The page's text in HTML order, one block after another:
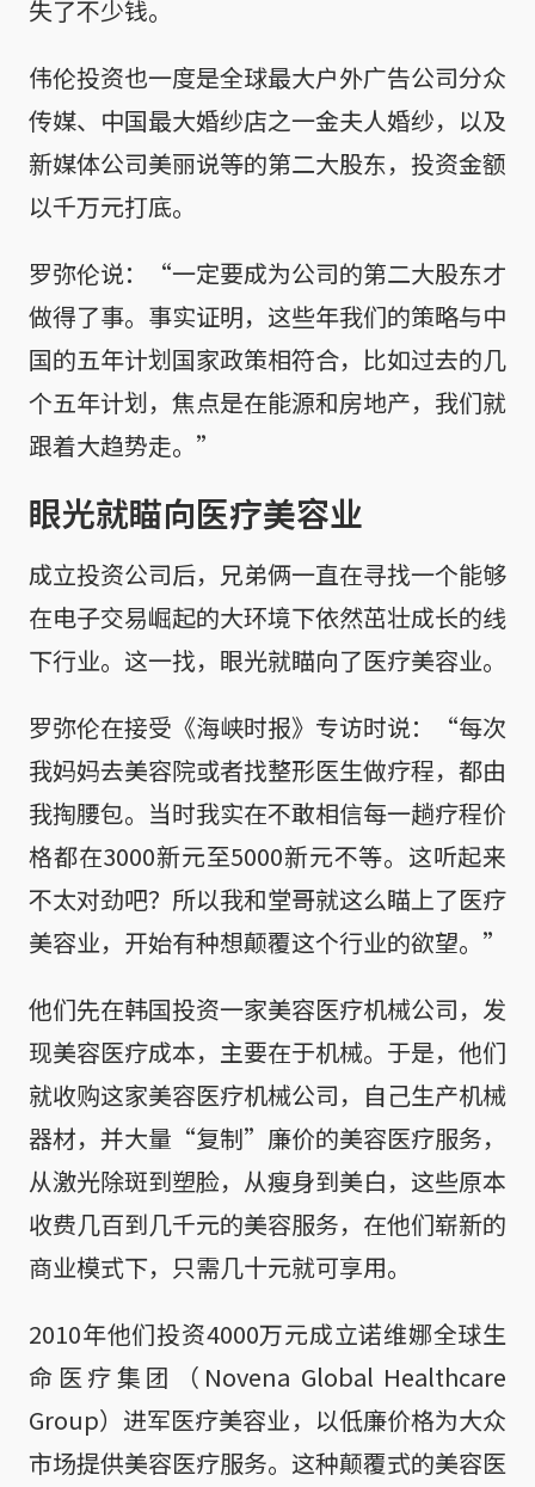
失了不少钱。
伟伦投资也一度是全球最大户外广告公司分众
传媒、中国最大婚纱店之一金夫人婚纱，以及
新媒体公司美丽说等的第二大股东，投资金额
以千万元打底。
罗弥伦说：“一定要成为公司的第二大股东才
做得了事。事实证明，这些年我们的策略与中
国的五年计划国家政策相符合，比如过去的几
个五年计划，焦点是在能源和房地产，我们就
跟着大趋势走。”
眼光就瞄向医疗美容业
成立投资公司后，兄弟俩一直在寻找一个能够
在电子交易崛起的大环境下依然茁壮成长的线
下行业。这一找，眼光就瞄向了医疗美容业。
罗弥伦在接受《海峡时报》专访时说：“每次
我妈妈去美容院或者找整形医生做疗程，都由
我掏腰包。当时我实在不敢相信每一趟疗程价
格都在3000新元至5000新元不等。这听起来
不太对劲吧？所以我和堂哥就这么瞄上了医疗
美容业，开始有种想颠覆这个行业的欲望。”
他们先在韩国投资一家美容医疗机械公司，发
现美容医疗成本，主要在于机械。于是，他们
就收购这家美容医疗机械公司，自己生产机械
器材，并大量“复制”廉价的美容医疗服务，
从激光除斑到塑脸，从瘦身到美白，这些原本
收费几百到几千元的美容服务，在他们崭新的
商业模式下，只需几十元就可享用。
2010年他们投资4000万元成立诺维娜全球生
命医疗集团（Novena Global Healthcare
Group）进军医疗美容业，以低廉价格为大众
市场提供美容医疗服务。这种颠覆式的美容医